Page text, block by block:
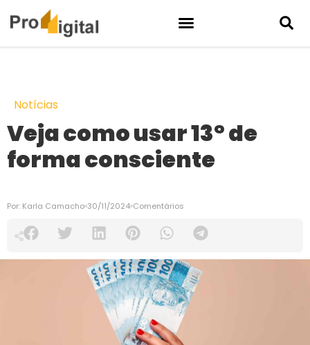
Notícias
Veja como usar 13° de
forma consciente
Por: Karla Camacho 30/11/2024 Comentários